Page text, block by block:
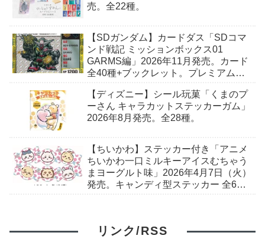
売。全22種。
【SDガンダム】カードダス「SDコマ
ンド戦記 ミッションボックス01
GARMS編」2026年11月発売。カード
全40種+ブックレット。プレミアムバ
【ディズニー】シール玩菓「くまのプ
ーさん キャラカットステッカーガム」
2026年8月発売。全28種。
【ちいかわ】ステッカー付き「アニメ
ちいかわ一口ミルキーアイスむちゃう
まヨーグルト味」2026年4月7日（火）
発売。キャンディ型ステッカー 全6
リンク/RSS